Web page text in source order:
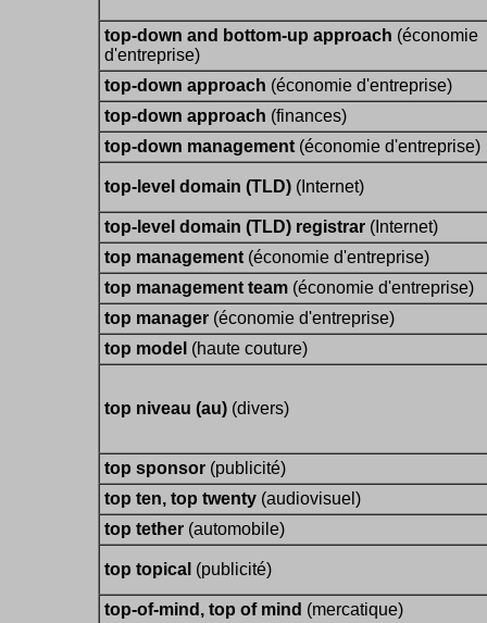
top-down and bottom-up approach (économie
d'entreprise)
top-down approach (économie d'entreprise)
top-down approach (finances)
top-down management (économie d'entreprise)
top-level domain (TLD) (Internet)
top-level domain (TLD) registrar (Internet)
top management (économie d'entreprise)
top management team (économie d'entreprise)
top manager (économie d'entreprise)
top model (haute couture)
top niveau (au) (divers)
top sponsor (publicité)
top ten, top twenty (audiovisuel)
top tether (automobile)
top topical (publicité)
top-of-mind, top of mind (mercatique)